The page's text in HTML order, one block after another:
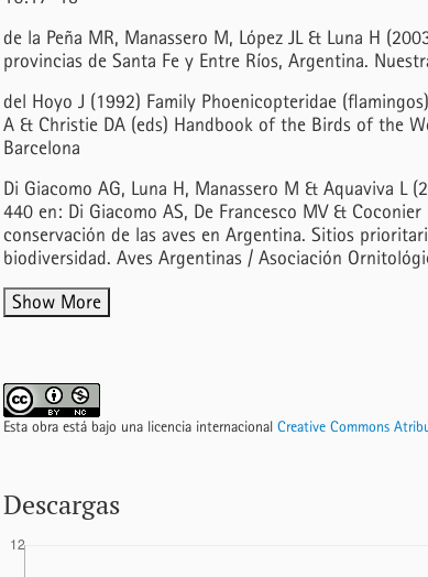
de la Peña MR, Manassero M, López JL & Luna H
provincias de Santa Fe y Entre Ríos, Argentina.
del Hoyo J (1992) Family Phoenicopteridae
A & Christie DA (eds) Handbook of the Birds of the
Barcelona
Di Giacomo AG, Luna H, Manassero M & Aquaviva L
440 en: Di Giacomo AS, De Francesco MV &
conservación de las aves en Argentina. Sitios
biodiversidad. Aves Argentinas / Asociación
Show More
Esta obra está bajo una licencia internacional Creative Commons
Descargas